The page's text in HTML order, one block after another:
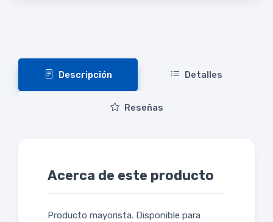
Descripción Detalles
Reseñas
Acerca de este producto
Producto mayorista. Disponible para